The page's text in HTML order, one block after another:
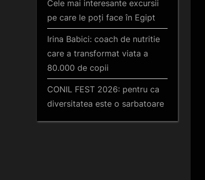
Cele mai interesante excursii
pe care le poți face în Egipt
Irina Babici: coach de nutritie
care a transformat viata a
80.000 de copii
CONIL FEST 2026: pentru ca
diversitatea este o sarbatoare